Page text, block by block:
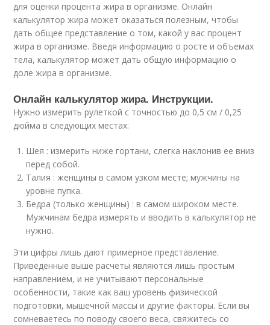
для оценки процента жира в организме. Онлайн
калькулятор жира может оказаться полезным, чтобы
дать общее представление о том, какой у вас процент
жира в организме. Введя информацию о росте и объемах
тела, калькулятор может дать общую информацию о
доле жира в организме.
Онлайн калькулятор жира. Инструкции.
Нужно измерить рулеткой с точностью до 0,5 см / 0,25
дюйма в следующих местах:
Шея : измерить ниже гортани, слегка наклонив ее вниз
перед собой.
Талия : женщины в самом узком месте; мужчины на
уровне пупка.
Бедра (только женщины) : в самом широком месте.
Мужчинам бедра измерять и вводить в калькулятор не
нужно.
Эти цифры лишь дают примерное представление.
Приведенные выше расчеты являются лишь простым
направлением, и не учитывают персональные
особенности, такие как ваш уровень физической
подготовки, мышечной массы и другие факторы. Если вы
сомневаетесь по поводу своего веса, свяжитесь со